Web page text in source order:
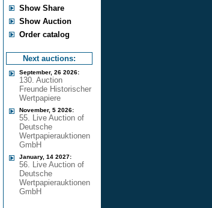
Show Share
Show Auction
Order catalog
Next auctions:
September, 26 2026:
130. Auction
Freunde Historischer
Wertpapiere
November, 5 2026:
55. Live Auction of
Deutsche
Wertpapierauktionen
GmbH
January, 14 2027:
56. Live Auction of
Deutsche
Wertpapierauktionen
GmbH